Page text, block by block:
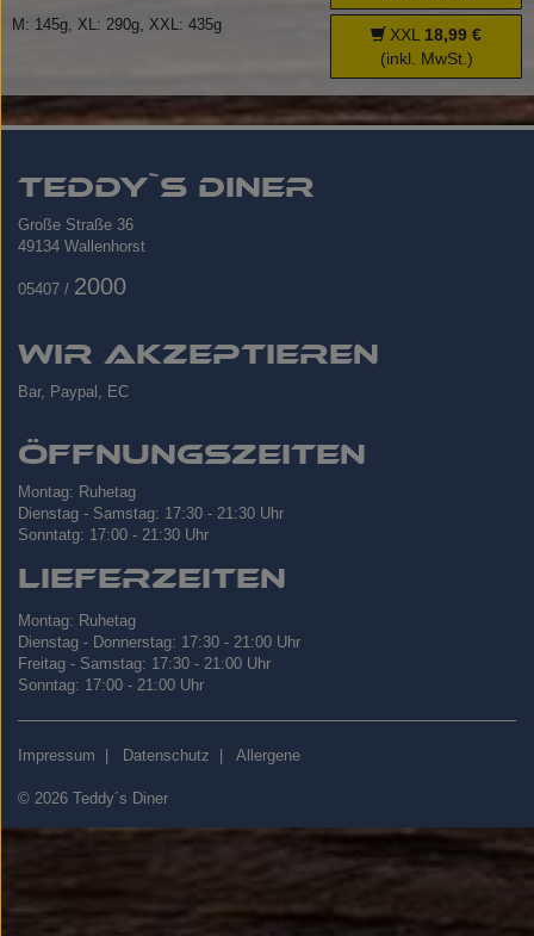
M: 145g, XL: 290g, XXL: 435g XXL 18,99 €
(inkl. MwSt.)
Teddy`s Diner
Große Straße 36
​49134 Wallenhorst
05407 / 2000
Wir akzeptieren
Bar, Paypal, EC
Öffnungszeiten
Montag: Ruhetag
Dienstag - Samstag: 17:30 - 21:30 Uhr
Sonntatg: 17:00 - 21:30 Uhr
Lieferzeiten
Montag: Ruhetag
Dienstag - Donnerstag: 17:30 - 21:00 Uhr
Freitag - Samstag: 17:30 - 21:00 Uhr
Sonntag: 17:00 - 21:00 Uhr
Impressum | Datenschutz | Allergene
© 2026 Teddy´s Diner